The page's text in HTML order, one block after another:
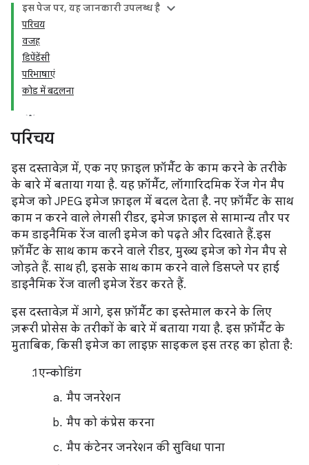
इस पेज पर, यह जानकारी उपलब्ध है
परिचय
वजह
डिपेंडेंसी
परिभाषाएं
कोड में बदलना
परिचय
इस दस्तावेज़ में, एक नए फ़ाइल फ़ॉर्मैट के काम करने के तरीके
के बारे में बताया गया है. यह फ़ॉर्मैट, लॉगारिदमिक रेंज गेन मैप
इमेज को JPEG इमेज फ़ाइल में बदल देता है. नए फ़ॉर्मैट के साथ
काम न करने वाले लेगसी रीडर, इमेज फ़ाइल से सामान्य तौर पर
कम डाइनैमिक रेंज वाली इमेज को पढ़ते और दिखाते हैं.इस
फ़ॉर्मैट के साथ काम करने वाले रीडर, मुख्य इमेज को गेन मैप से
जोड़ते हैं. साथ ही, इसके साथ काम करने वाले डिसप्ले पर हाई
डाइनैमिक रेंज वाली इमेज रेंडर करते हैं.
इस दस्तावेज़ में आगे, इस फ़ॉर्मैट का इस्तेमाल करने के लिए
ज़रूरी प्रोसेस के तरीकों के बारे में बताया गया है. इस फ़ॉर्मैट के
मुताबिक, किसी इमेज का लाइफ़ साइकल इस तरह का होता है:
एन्कोडिंग
मैप जनरेशन
मैप को कंप्रेस करना
मैप कंटेनर जनरेशन की सुविधा पाना